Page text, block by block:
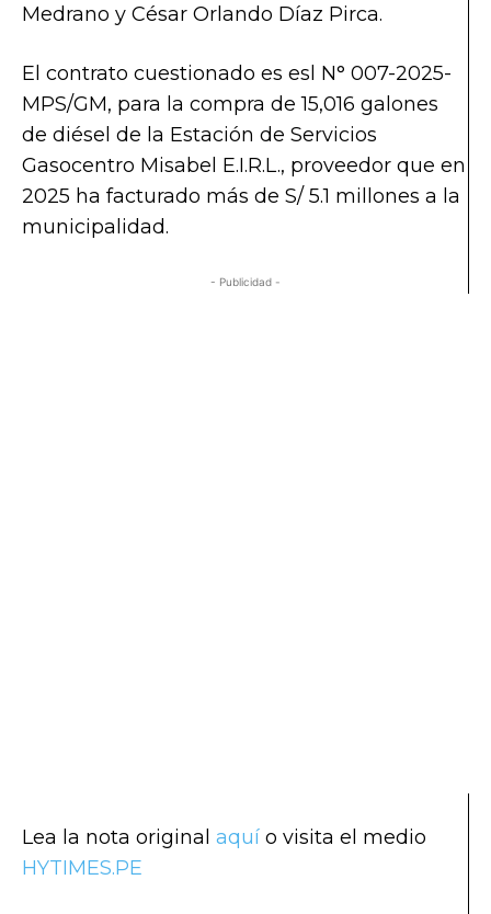
Medrano y César Orlando Díaz Pirca.
El contrato cuestionado es esl N° 007-2025-
MPS/GM, para la compra de 15,016 galones
de diésel de la Estación de Servicios
Gasocentro Misabel E.I.R.L., proveedor que en
2025 ha facturado más de S/ 5.1 millones a la
municipalidad.
- Publicidad -
Lea la nota original aquí o visita el medio
HYTIMES.PE